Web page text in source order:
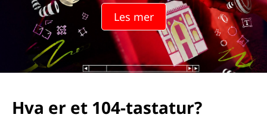
s
Les mer
Hva er et 104-tastatur?